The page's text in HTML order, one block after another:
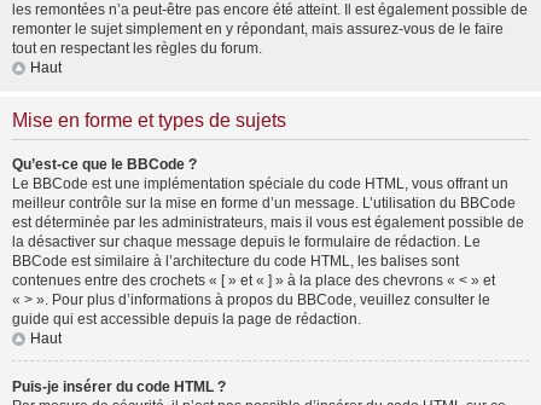
les remontées n’a peut-être pas encore été atteint. Il est également possible de
remonter le sujet simplement en y répondant, mais assurez-vous de le faire
tout en respectant les règles du forum.
Haut
Mise en forme et types de sujets
Qu’est-ce que le BBCode ?
Le BBCode est une implémentation spéciale du code HTML, vous offrant un
meilleur contrôle sur la mise en forme d’un message. L’utilisation du BBCode
est déterminée par les administrateurs, mais il vous est également possible de
la désactiver sur chaque message depuis le formulaire de rédaction. Le
BBCode est similaire à l’architecture du code HTML, les balises sont
contenues entre des crochets « [ » et « ] » à la place des chevrons « < » et
« > ». Pour plus d’informations à propos du BBCode, veuillez consulter le
guide qui est accessible depuis la page de rédaction.
Haut
Puis-je insérer du code HTML ?